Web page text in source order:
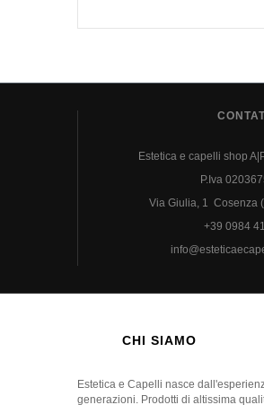
Estetica e capelli shop
P.Iva
Via Giulia, 1 Cosenza
+39 0984
CHI SIAMO
Estetica e Capelli nasce
generazioni. Prodotti di altissima